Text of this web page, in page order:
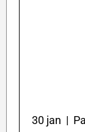
30 jan |